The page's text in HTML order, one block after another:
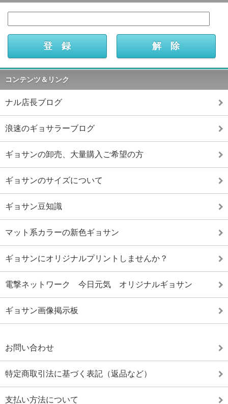
コンテンツ＆リンク
ナル店長ブログ
浪速のギョサラーブログ
ギョサンの卸売、大量購入ご希望の方
ギョサンのサイズについて
ギョサン豆知識
マット系カラーの新色ギョサン
ギョサンにオリジナルプリントしませんか？
電撃ネットワーク 今日元気 オリジナルギョサン
ギョサン画像掲示板
お問い合わせ
特定商取引法に基づく表記（返品など）
支払い方法について